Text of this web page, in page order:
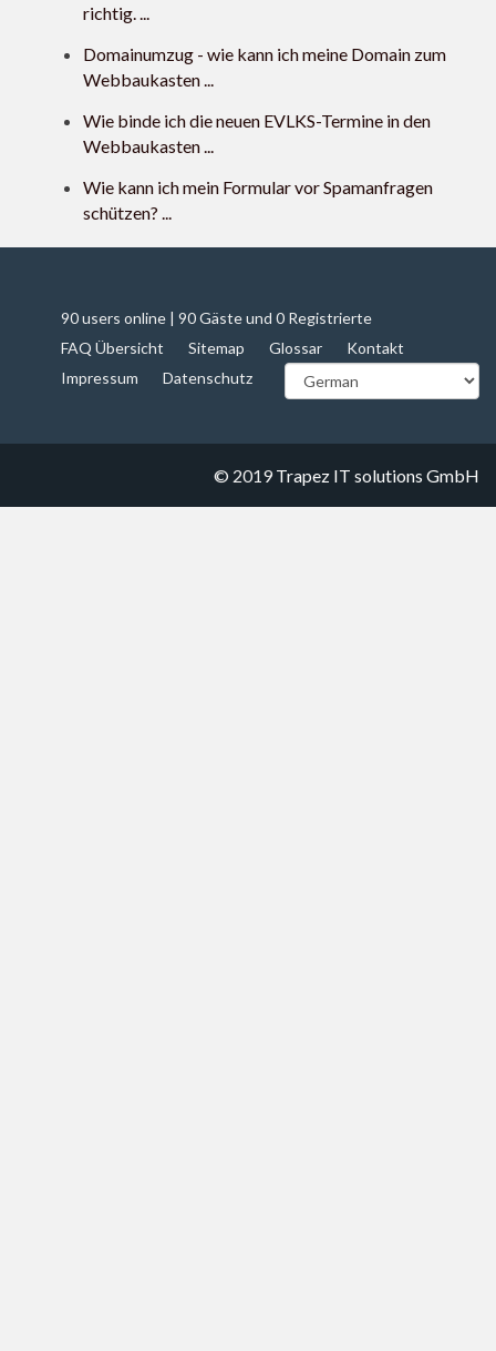
richtig. ...
Domainumzug - wie kann ich meine Domain zum
Webbaukasten ...
Wie binde ich die neuen EVLKS-Termine in den
Webbaukasten ...
Wie kann ich mein Formular vor Spamanfragen
schützen? ...
90 users online | 90 Gäste und 0 Registrierte
FAQ Übersicht
Sitemap Glossar
Kontakt
Impressum
Datenschutz
© 2019Trapez IT solutions GmbH